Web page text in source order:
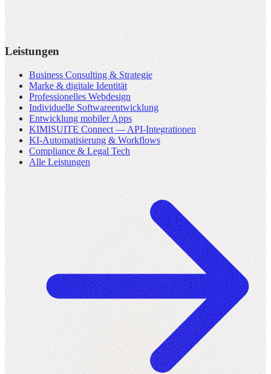
Leistungen
Business Consulting & Strategie
Marke & digitale Identität
Professionelles Webdesign
Individuelle Softwareentwicklung
Entwicklung mobiler Apps
KIMISUITE Connect — API-Integrationen
KI-Automatisierung & Workflows
Compliance & Legal Tech
Alle Leistungen